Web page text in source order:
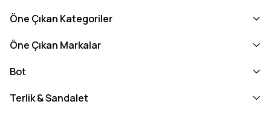
Öne Çıkan Kategoriler
Öne Çıkan Markalar
Bot
Terlik & Sandalet